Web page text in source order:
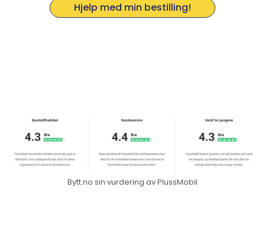
Hjelp med min bestilling!
Bytt.no sin vurdering av PlussMobil